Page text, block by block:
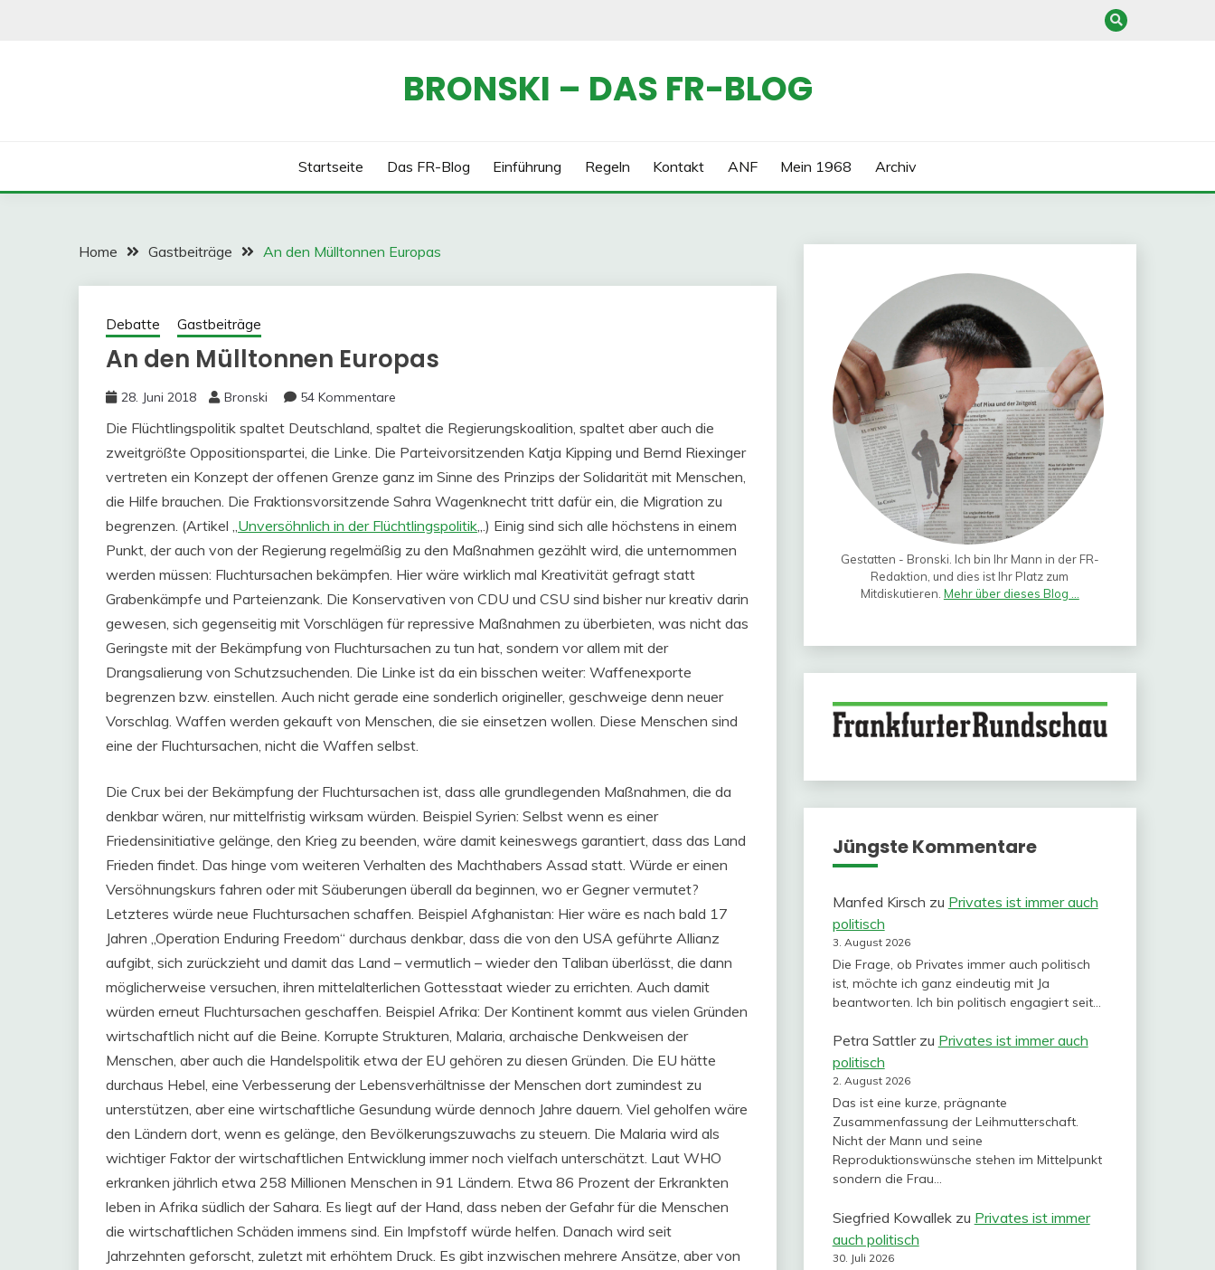
BRONSKI – DAS FR-BLOG
Startseite Das FR-Blog Einführung Regeln Kontakt ANF Mein 1968 Archiv
Home Gastbeiträge An den Mülltonnen Europas
Debatte Gastbeiträge
An den Mülltonnen Europas
28. Juni 2018 Bronski 54 Kommentare
Die Flüchtlingspolitik spaltet Deutschland, spaltet die Regierungskoalition, spaltet aber auch die
zweitgrößte Oppositionspartei, die Linke. Die Parteivorsitzenden Katja Kipping und Bernd Riexinger
vertreten ein Konzept der offenen Grenze ganz im Sinne des Prinzips der Solidarität mit Menschen,
die Hilfe brauchen. Die Fraktionsvorsitzende Sahra Wagenknecht tritt dafür ein, die Migration zu
begrenzen. (Artikel „Unversöhnlich in der Flüchtlingspolitik„.) Einig sind sich alle höchstens in einem
Punkt, der auch von der Regierung regelmäßig zu den Maßnahmen gezählt wird, die unternommen
werden müssen: Fluchtursachen bekämpfen. Hier wäre wirklich mal Kreativität gefragt statt
Grabenkämpfe und Parteienzank. Die Konservativen von CDU und CSU sind bisher nur kreativ darin
gewesen, sich gegenseitig mit Vorschlägen für repressive Maßnahmen zu überbieten, was nicht das
Geringste mit der Bekämpfung von Fluchtursachen zu tun hat, sondern vor allem mit der
Drangsalierung von Schutzsuchenden. Die Linke ist da ein bisschen weiter: Waffenexporte
begrenzen bzw. einstellen. Auch nicht gerade eine sonderlich origineller, geschweige denn neuer
Vorschlag. Waffen werden gekauft von Menschen, die sie einsetzen wollen. Diese Menschen sind
eine der Fluchtursachen, nicht die Waffen selbst.
Die Crux bei der Bekämpfung der Fluchtursachen ist, dass alle grundlegenden Maßnahmen, die da
denkbar wären, nur mittelfristig wirksam würden. Beispiel Syrien: Selbst wenn es einer
Friedensinitiative gelänge, den Krieg zu beenden, wäre damit keineswegs garantiert, dass das Land
Frieden findet. Das hinge vom weiteren Verhalten des Machthabers Assad statt. Würde er einen
Versöhnungskurs fahren oder mit Säuberungen überall da beginnen, wo er Gegner vermutet?
Letzteres würde neue Fluchtursachen schaffen. Beispiel Afghanistan: Hier wäre es nach bald 17
Jahren „Operation Enduring Freedom“ durchaus denkbar, dass die von den USA geführte Allianz
aufgibt, sich zurückzieht und damit das Land – vermutlich – wieder den Taliban überlässt, die dann
möglicherweise versuchen, ihren mittelalterlichen Gottesstaat wieder zu errichten. Auch damit
würden erneut Fluchtursachen geschaffen. Beispiel Afrika: Der Kontinent kommt aus vielen Gründen
wirtschaftlich nicht auf die Beine. Korrupte Strukturen, Malaria, archaische Denkweisen der
Menschen, aber auch die Handelspolitik etwa der EU gehören zu diesen Gründen. Die EU hätte
durchaus Hebel, eine Verbesserung der Lebensverhältnisse der Menschen dort zumindest zu
unterstützen, aber eine wirtschaftliche Gesundung würde dennoch Jahre dauern. Viel geholfen wäre
den Ländern dort, wenn es gelänge, den Bevölkerungszuwachs zu steuern. Die Malaria wird als
wichtiger Faktor der wirtschaftlichen Entwicklung immer noch vielfach unterschätzt. Laut WHO
erkranken jährlich etwa 258 Millionen Menschen in 91 Ländern. Etwa 86 Prozent der Erkrankten
leben in Afrika südlich der Sahara. Es liegt auf der Hand, dass neben der Gefahr für die Menschen
die wirtschaftlichen Schäden immens sind. Ein Impfstoff würde helfen. Danach wird seit
Jahrzehnten geforscht, zuletzt mit erhöhtem Druck. Es gibt inzwischen mehrere Ansätze, aber von
Gestatten - Bronski. Ich bin Ihr Mann in der FR-
Redaktion, und dies ist Ihr Platz zum
Mitdiskutieren. Mehr über dieses Blog ...
Jüngste Kommentare
Manfed Kirsch zu Privates ist immer auch
politisch
3. August 2026
Die Frage, ob Privates immer auch politisch
ist, möchte ich ganz eindeutig mit Ja
beantworten. Ich bin politisch engagiert seit…
Petra Sattlerzu Privates ist immer auch
politisch
2. August 2026
Das ist eine kurze, prägnante
Zusammenfassung der Leihmutterschaft.
Nicht der Mann und seine
Reproduktionswünsche stehen im Mittelpunkt
sondern die Frau…
Siegfried Kowallekzu Privates ist immer
auch politisch
30. Juli 2026